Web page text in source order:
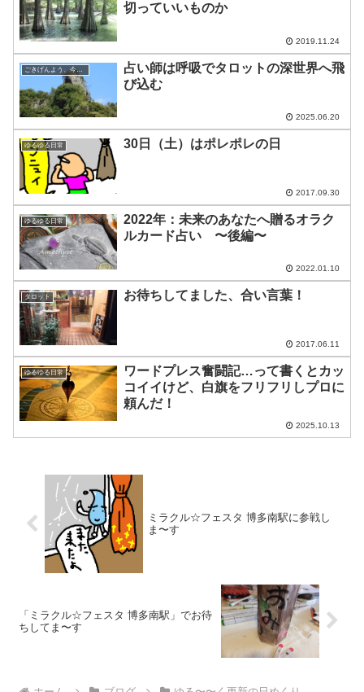
切っていいものか
2019.11.24
ごきげんよう、今日の空
占い師は呼吸でタロットの深世界へ飛
び込む
2025.06.20
ゆるゆる日常 30日（土）はポレポレの日
2017.09.30
ゆるゆる日常
2022年：未来のあなたへ贈るオラク
ルカード占い 〜後編〜
2022.01.10
タロット お待ちしてました、合い言葉！
2017.06.11
ゆるゆる日常
ワードプレス奮闘記…って書くとカッ
コイイけど、白旗をフリフリしプロに
頼んだ！
2025.10.13
ミラクル☆フェスタ 博多南駅に参戦し
ま〜す
「ミラクル☆フェスタ 博多南駅」でお待
ちしてま〜す